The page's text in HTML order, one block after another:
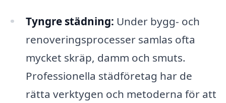
Tyngre städning: Under bygg- och
renoveringsprocesser samlas ofta
mycket skräp, damm och smuts.
Professionella städföretag har de
rätta verktygen och metoderna för att